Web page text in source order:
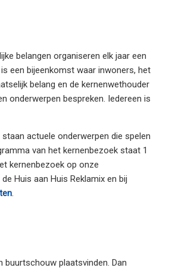
belangen organiseren elk jaar een
een bijeenkomst waar inwoners, het
belang en de kernenwethouder
onderwerpen bespreken. Iedereen is
actuele onderwerpen die spelen
van het kernenbezoek staat 1
kernenbezoek op onze
Huis aan Huis Reklamix en bij
.
buurtschouw plaatsvinden. Dan